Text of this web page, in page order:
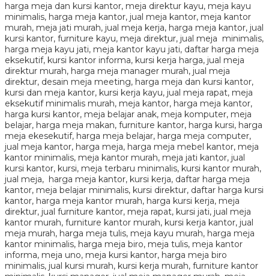
harga meja dan kursi kantor, meja direktur kayu, meja kayu
minimalis, harga meja kantor, jual meja kantor, meja kantor
murah, meja jati murah, jual meja kerja, harga meja kantor, jual
kursi kantor, furniture kayu, meja direktur, jual meja minimalis,
harga meja kayu jati, meja kantor kayu jati, daftar harga meja
eksekutif, kursi kantor informa, kursi kerja harga, jual meja
direktur murah, harga meja manager murah, jual meja
direktur, desain meja meeting, harga meja dan kursi kantor,
kursi dan meja kantor, kursi kerja kayu, jual meja rapat, meja
eksekutif minimalis murah, meja kantor, harga meja kantor,
harga kursi kantor, meja belajar anak, meja komputer, meja
belajar, harga meja makan, furniture kantor, harga kursi, harga
meja ekesekutif, harga meja belajar, harga meja computer,
jual meja kantor, harga meja, harga meja mebel kantor, meja
kantor minimalis, meja kantor murah, meja jati kantor, jual
kursi kantor, kursi, meja terbaru minimalis, kursi kantor murah,
jual meja, harga meja kantor, kursi kerja, daftar harga meja
kantor, meja belajar minimalis, kursi direktur, daftar harga kursi
kantor, harga meja kantor murah, harga kursi kerja, meja
direktur, jual furniture kantor, meja rapat, kursi jati, jual meja
kantor murah, furniture kantor murah, kursi kerja kantor, jual
meja murah, harga meja tulis, meja kayu murah, harga meja
kantor minimalis, harga meja biro, meja tulis, meja kantor
informa, meja uno, meja kursi kantor, harga meja biro
minimalis, jual kursi murah, kursi kerja murah, furniture kantor